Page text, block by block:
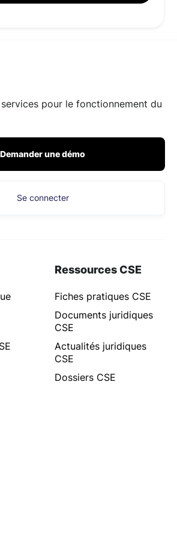
pour le fonctionnement du
Demander une démo
Se connecter
Ressources CSE
Fiches pratiques CSE
Documents juridiques
CSE
Actualités juridiques
CSE
Dossiers CSE